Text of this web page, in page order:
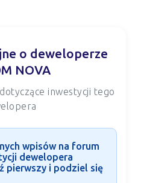
o deweloperze
NOVA
inwestycji tego
wpisów na forum
dewelopera
pierwszy i podziel się